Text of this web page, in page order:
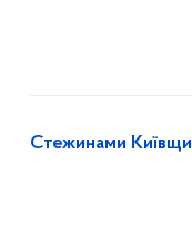
Стежинами